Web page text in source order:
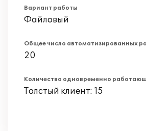
Вариант работы
Файловый
Общее число автоматизированных
20
Количество одновременно
Толстый клиент: 15